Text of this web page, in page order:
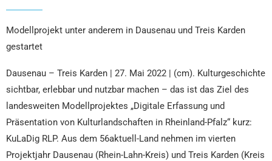
Modellprojekt unter anderem in Dausenau und Treis Karden
gestartet
Dausenau – Treis Karden | 27. Mai 2022 | (cm). Kulturgeschichte
sichtbar, erlebbar und nutzbar machen – das ist das Ziel des
landesweiten Modellprojektes „Digitale Erfassung und
Präsentation von Kulturlandschaften in Rheinland-Pfalz“ kurz:
KuLaDig RLP. Aus dem 56aktuell-Land nehmen im vierten
Projektjahr Dausenau (Rhein-Lahn-Kreis) und Treis Karden (Kreis